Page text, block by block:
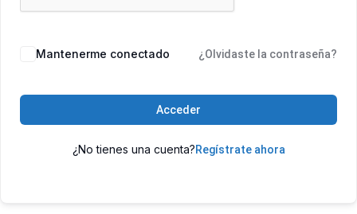
Mantenerme conectado ¿Olvidaste la contraseña?
Acceder
¿No tienes una cuenta?Regístrate ahora